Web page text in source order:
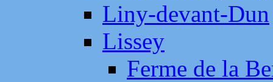
Liny-devant-Dun
Lissey
Ferme de la